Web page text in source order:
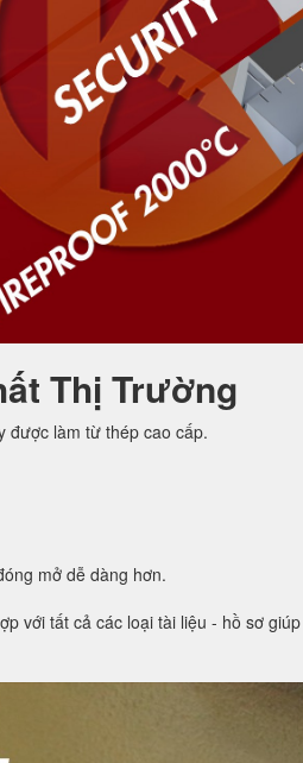
Thị Trường
được làm từ thép cao cấp.
mở dễ dàng hơn.
với tất cả các loại tài liệu - hồ sơ